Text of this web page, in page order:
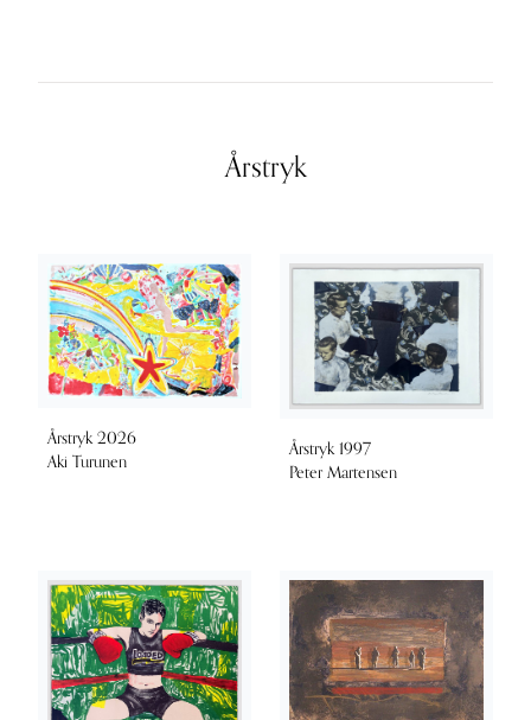
Årstryk
Årstryk 2026
Aki Turunen
Årstryk 1997
Peter Martensen